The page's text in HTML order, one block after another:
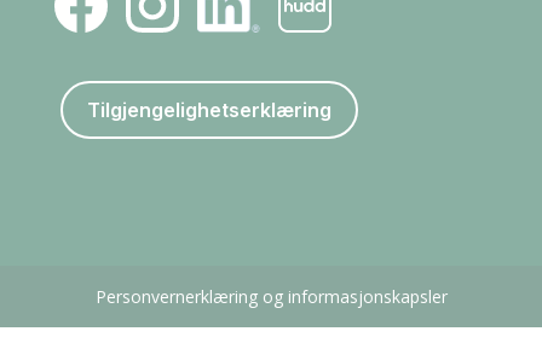
Tilgjengelighetserklæring
Personvernerklæring og informasjonskapsler